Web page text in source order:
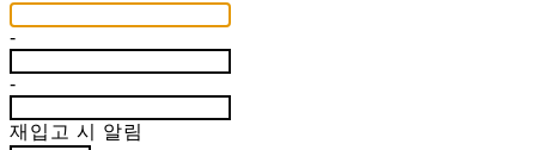
-
-
재입고 시 알림